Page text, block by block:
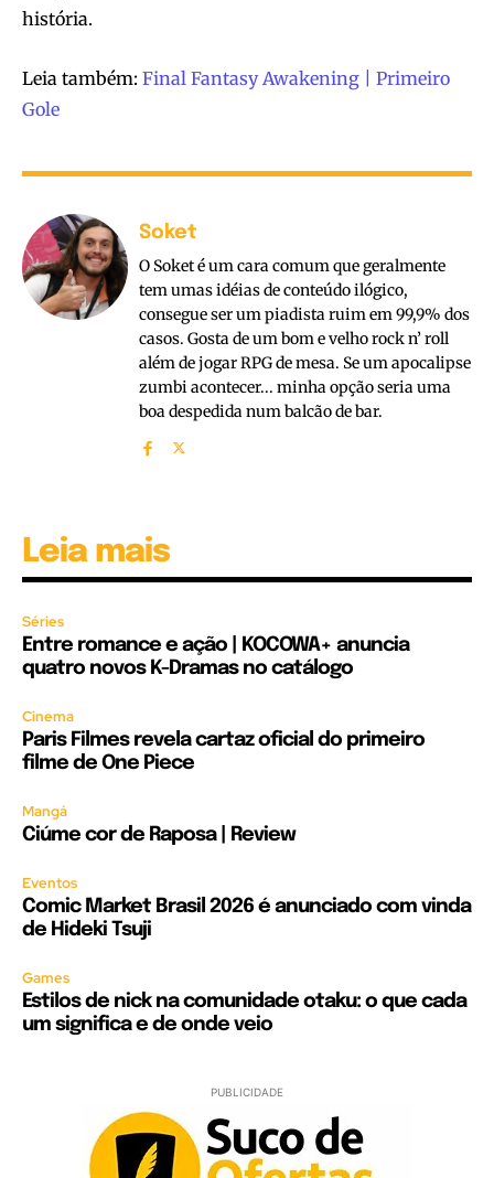
história.
Leia também: Final Fantasy Awakening | Primeiro
Gole
Soket
O Soket é um cara comum que geralmente
tem umas idéias de conteúdo ilógico,
consegue ser um piadista ruim em 99,9% dos
casos. Gosta de um bom e velho rock n’ roll
além de jogar RPG de mesa. Se um apocalipse
zumbi acontecer... minha opção seria uma
boa despedida num balcão de bar.
Leia mais
Séries
Entre romance e ação | KOCOWA+ anuncia
quatro novos K-Dramas no catálogo
Cinema
Paris Filmes revela cartaz oficial do primeiro
filme de One Piece
Mangá
Ciúme cor de Raposa | Review
Eventos
Comic Market Brasil 2026 é anunciado com vinda
de Hideki Tsuji
Games
Estilos de nick na comunidade otaku: o que cada
um significa e de onde veio
PUBLICIDADE